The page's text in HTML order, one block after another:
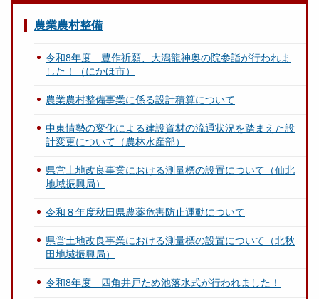
農業農村整備
令和8年度 豊作祈願、大潟龍神奥の院参詣が行われま
した！（にかほ市）
農業農村整備事業に係る設計積算について
中東情勢の変化による建設資材の流通状況を踏まえた設
計変更について（農林水産部）
県営土地改良事業における測量標の設置について（仙北
地域振興局）
令和８年度秋田県農薬危害防止運動について
県営土地改良事業における測量標の設置について（北秋
田地域振興局）
令和8年度 四角井戸ため池落水式が行われました！